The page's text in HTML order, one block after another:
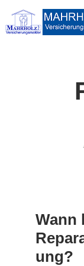
Wann
ung?